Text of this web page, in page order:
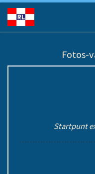
Ga naar inhoud
Fotos-
Startpunt